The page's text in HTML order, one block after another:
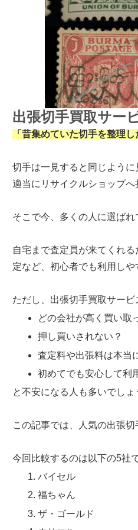
出張切手買取サー
「昔集めていた切手を整理
切手は一見すると同じよう
適当にリサイクルショップ
そこで今、多くの人に選ばれ
自宅まで査定員が来てくれ
定など、初心者でも利用しや
ただし、出張切手買取サービ
どの会社が高く買い取
押し買いされない？
査定料や出張料は本当
初めてでも安心して利
と不安になる人も多いでしょ
この記事では、人気の出張
今回比較するのは以下の5社で
バイセル
福ちゃん
ザ・ゴールド